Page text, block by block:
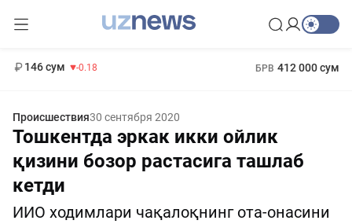
146 сум -0.18 БРВ 412 000 сум
Происшествия30 сентября 2020
Тошкентда эркак икки ойлик
қизини бозор растасига ташлаб
кетди
ИИО ходимлари чақалоқнинг ота-онасини